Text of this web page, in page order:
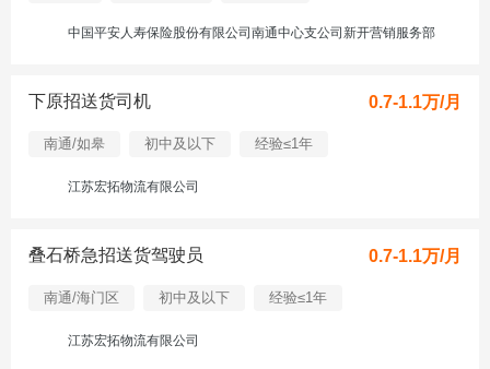
中国平安人寿保险股份有限公司南通中心支公司新开营销服务部
下原招送货司机 0.7-1.1万/月
南通/如皋 初中及以下 经验≤1年
江苏宏拓物流有限公司
叠石桥急招送货驾驶员 0.7-1.1万/月
南通/海门区 初中及以下 经验≤1年
江苏宏拓物流有限公司